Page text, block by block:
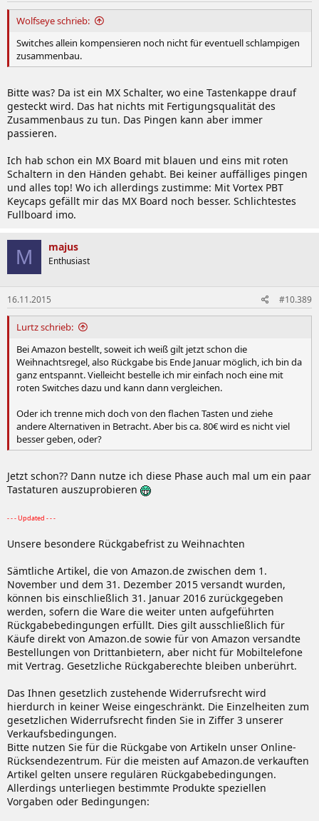
Wolfseye schrieb:
Switches allein kompensieren noch nicht für eventuell schlampigen
zusammenbau.
Bitte was? Da ist ein MX Schalter, wo eine Tastenkappe drauf
gesteckt wird. Das hat nichts mit Fertigungsqualität des
Zusammenbaus zu tun. Das Pingen kann aber immer
passieren.
Ich hab schon ein MX Board mit blauen und eins mit roten
Schaltern in den Händen gehabt. Bei keiner auffälliges pingen
und alles top! Wo ich allerdings zustimme: Mit Vortex PBT
Keycaps gefällt mir das MX Board noch besser. Schlichtestes
Fullboard imo.
M majus
Enthusiast
16.11.2015 #10.389
Lurtz schrieb:
Bei Amazon bestellt, soweit ich weiß gilt jetzt schon die
Weihnachtsregel, also Rückgabe bis Ende Januar möglich, ich bin da
ganz entspannt. Vielleicht bestelle ich mir einfach noch eine mit
roten Switches dazu und kann dann vergleichen.
Oder ich trenne mich doch von den flachen Tasten und ziehe
andere Alternativen in Betracht. Aber bis ca. 80€ wird es nicht viel
besser geben, oder?
Jetzt schon?? Dann nutze ich diese Phase auch mal um ein paar
Tastaturen auszuprobieren
- - - Updated - - -
Unsere besondere Rückgabefrist zu Weihnachten
Sämtliche Artikel, die von Amazon.de zwischen dem 1.
November und dem 31. Dezember 2015 versandt wurden,
können bis einschließlich 31. Januar 2016 zurückgegeben
werden, sofern die Ware die weiter unten aufgeführten
Rückgabebedingungen erfüllt. Dies gilt ausschließlich für
Käufe direkt von Amazon.de sowie für von Amazon versandte
Bestellungen von Drittanbietern, aber nicht für Mobiltelefone
mit Vertrag. Gesetzliche Rückgaberechte bleiben unberührt.
Das Ihnen gesetzlich zustehende Widerrufsrecht wird
hierdurch in keiner Weise eingeschränkt. Die Einzelheiten zum
gesetzlichen Widerrufsrecht finden Sie in Ziffer 3 unserer
Verkaufsbedingungen.
Bitte nutzen Sie für die Rückgabe von Artikeln unser Online-
Rücksendezentrum. Für die meisten auf Amazon.de verkauften
Artikel gelten unsere regulären Rückgabebedingungen.
Allerdings unterliegen bestimmte Produkte speziellen
Vorgaben oder Bedingungen: